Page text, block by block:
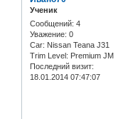
Ученик
Сообщений: 4
Уважение: 0
Car: Nissan Teana J31
Trim Level: Premium JM
Последний визит:
18.01.2014 07:47:07